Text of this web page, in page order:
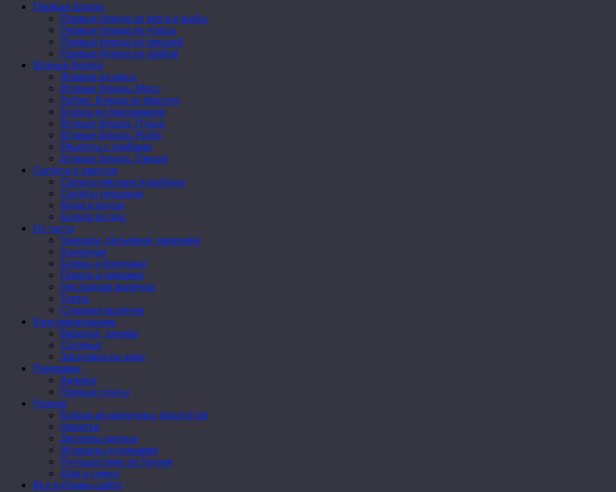
Первые блюда
Первые блюда из мяса и рыбы
Первые блюда из птицы
Первые блюда из овощей
Первые блюда из грибов
Вторые блюда
Жаркое из мяса
Вторые блюда. Мясо
Лобио. Блюда из фасоли
Блюда из баклажанов
Вторые блюда. Птица
Вторые блюда. Рыба
Рецепты с грибами
Вторые блюда. Овощи
Салаты и закуски
Салаты мясные и рыбные
Салаты овощные
Мука и крупы
Блюда из яиц
Из теста
Хинкали, пельмени, вареники
Хачапури
Блины и блинчики
Пироги и пирожки
Несладкая выпечка
Торты
Сладкая выпечка
Консервирование
Варенье, джемы
Соленья
Заготовки на зиму
Приправы
Аджика
Пряные соусы
Разное
Блюда из молочных продуктов
Напитки
Десерты разные
Журналы кулинария
Путешествие по Грузии
Дом и семья
Все рубрики сайта